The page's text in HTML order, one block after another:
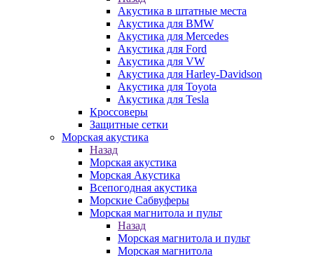
Акустика в штатные места
Акустика для BMW
Акустика для Mercedes
Акустика для Ford
Акустика для VW
Акустика для Harley-Davidson
Акустика для Toyota
Акустика для Tesla
Кроссоверы
Защитные сетки
Морская акустика
Назад
Морская акустика
Морская Акустика
Всепогодная акустика
Морские Сабвуферы
Морская магнитола и пульт
Назад
Морская магнитола и пульт
Морская магнитола